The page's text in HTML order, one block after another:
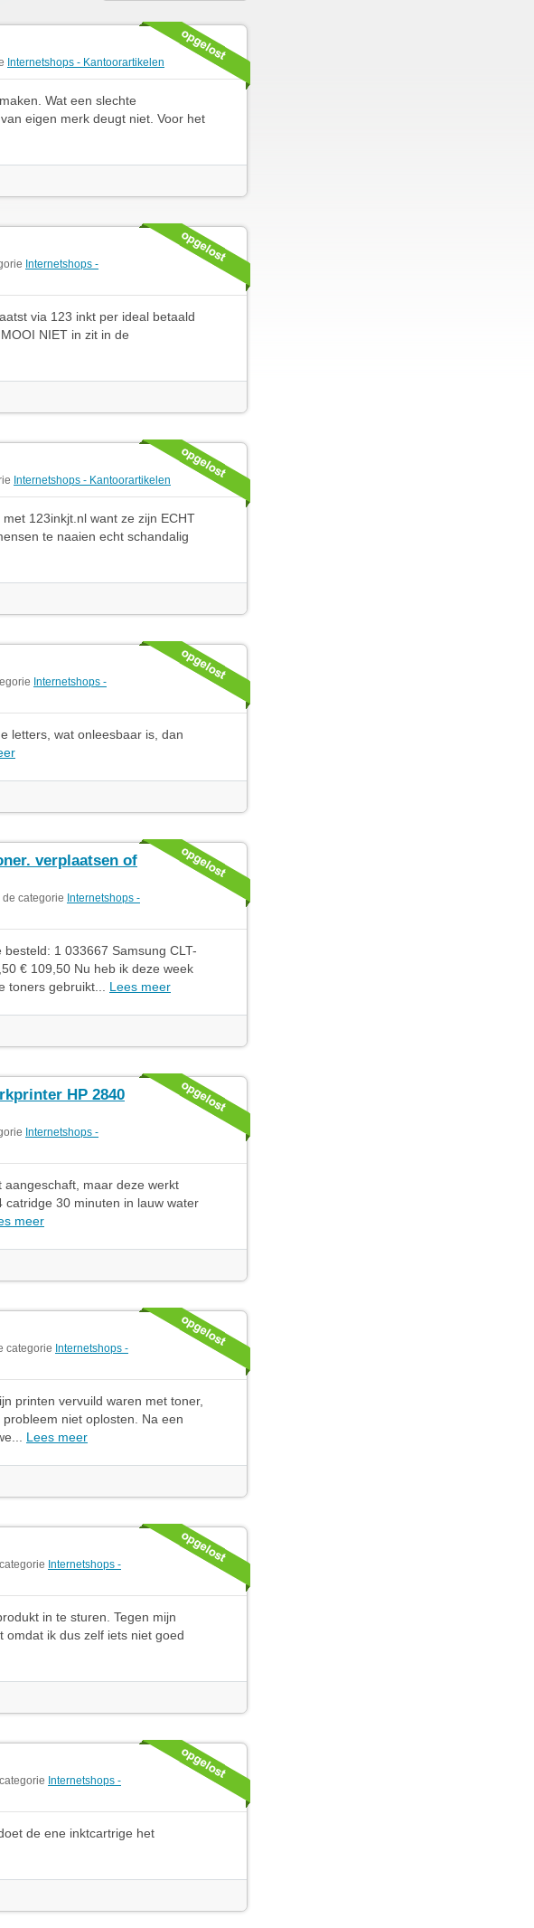
Internetshops - Kantoorartikelen
Wat een slechte
eigen merk deugt niet. Voor het
Internetshops -
via 123 inkt per ideal betaald
NIET in zit in de
Internetshops - Kantoorartikelen
123inkjt.nl want ze zijn ECHT
te naaien echt schandalig
Internetshops -
letters, wat onleesbaar is, dan
verplaatsen of
categorie Internetshops -
1 033667 Samsung CLT-
€ 109,50 Nu heb ik deze week
toners gebruikt... Lees meer
HP 2840
Internetshops -
maar deze werkt
30 minuten in lauw water
meer
categorie Internetshops -
printen vervuild waren met toner,
niet oplosten. Na een
Lees meer
Internetshops -
in te sturen. Tegen mijn
omdat ik dus zelf iets niet goed
Internetshops -
de ene inktcartrige het